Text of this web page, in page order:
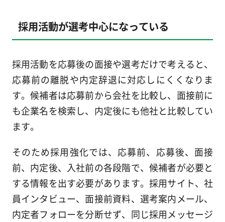
採用活動が選考中心になっている
採用活動を応募後の面接や選考だけで考えると、
応募前の離脱や内定辞退に対応しにくくなりま
す。候補者は応募前から会社を比較し、面接前に
も企業名を検索し、内定後にも他社と比較してい
ます。
そのため採用強化では、応募前、応募後、面接
前、内定後、入社前の各段階で、候補者が必要と
する情報を出す必要があります。採用サイト、社
員インタビュー、面接前資料、選考案内メール、
内定者フォローを分断せず、同じ採用メッセージ